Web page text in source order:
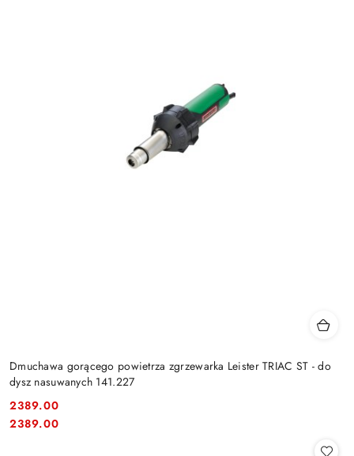
Dmuchawa gorącego powietrza zgrzewarka Leister TRIAC ST - do
dysz nasuwanych 141.227
Cena:
2389.00
Cena:
2389.00